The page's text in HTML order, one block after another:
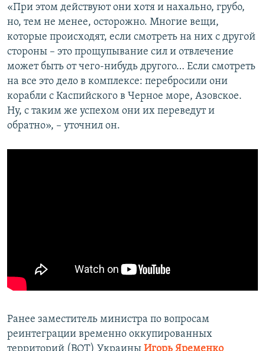
«При этом действуют они хотя и нахально, грубо,
но, тем не менее, осторожно. Многие вещи,
которые происходят, если смотреть на них с другой
стороны – это прощупывание сил и отвлечение
может быть от чего-нибудь другого… Если смотреть
на все это дело в комплексе: перебросили они
корабли с Каспийского в Черное море, Азовское.
Ну, с таким же успехом они их переведут и
обратно», – уточнил он.
Ранее заместитель министра по вопросам
реинтеграции временно оккупированных